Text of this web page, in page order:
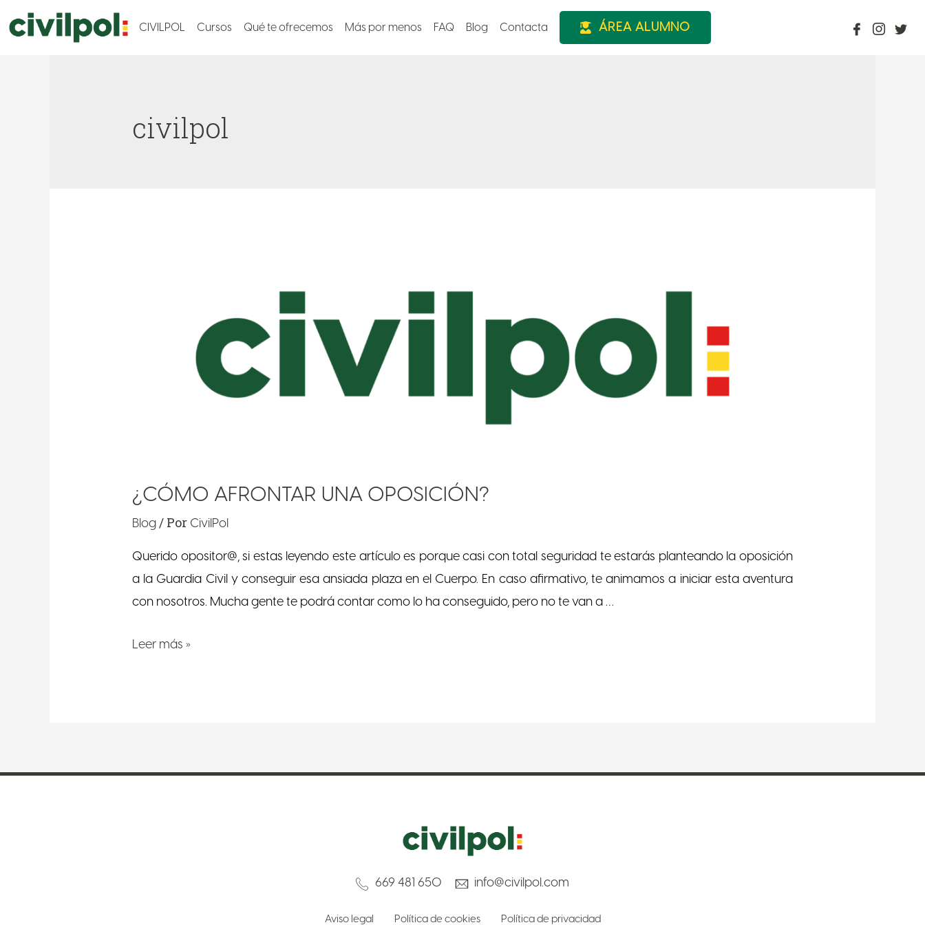
CIVILPOL Cursos Qué te ofrecemos Más por menos FAQ Blog Contacta ÁREA ALUMNO
civilpol
¿CÓMO AFRONTAR UNA OPOSICIÓN?
Blog / Por CivilPol
Querido opositor@, si estas leyendo este artículo es porque casi con total seguridad te estarás planteando la oposición
a la Guardia Civil y conseguir esa ansiada plaza en el Cuerpo. En caso afirmativo, te animamos a iniciar esta aventura
con nosotros. Mucha gente te podrá contar como lo ha conseguido, pero no te van a …
Leer más »
669 481 650 info@civilpol.com
Aviso legal Política de cookies Política de privacidad